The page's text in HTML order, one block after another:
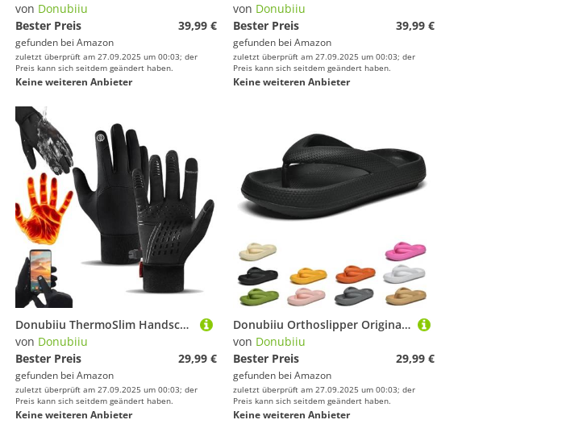
von Donubiiu
Bester Preis
39,99 €
gefunden bei Amazon
zuletzt überprüft am 27.09.2025 um 00:03; der
Preis kann sich seitdem geändert haben.
Keine weiteren Anbieter
von Donubiiu
Bester Preis
39,99 €
gefunden bei Amazon
zuletzt überprüft am 27.09.2025 um 00:03; der
Preis kann sich seitdem geändert haben.
Keine weiteren Anbieter
Donubiiu ThermoSlim Handschuhe Nature Vibes, Unisex, Outdoor-Enthusiasten, Schwarz, M, Polyester, Silikon, Wärmedämmflanell, Nylon, Thermo Handschuhe, Herren Damen
von Donubiiu
Bester Preis
29,99 €
gefunden bei Amazon
zuletzt überprüft am 27.09.2025 um 00:03; der
Preis kann sich seitdem geändert haben.
Keine weiteren Anbieter
Donubiiu Orthoslipper Original Bergxperten Damen Herren,Orthoslipper - das Original für Maxirnalen Komfort, Flip-Flops (42/43EU,Schwarz)
von Donubiiu
Bester Preis
29,99 €
gefunden bei Amazon
zuletzt überprüft am 27.09.2025 um 00:03; der
Preis kann sich seitdem geändert haben.
Keine weiteren Anbieter